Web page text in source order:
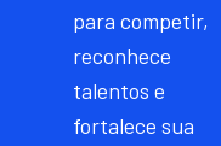
para competir,
reconhece
talentos e
fortalece sua